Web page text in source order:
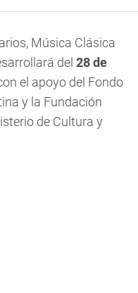
Música Clásica
del 28 de
el apoyo del Fondo
y la Fundación
de Cultura y